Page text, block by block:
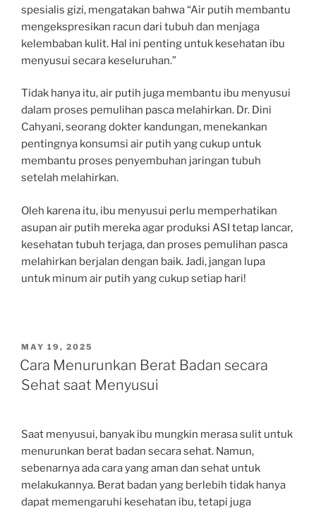
spesialis gizi, mengatakan bahwa “Air putih membantu
mengekspresikan racun dari tubuh dan menjaga
kelembaban kulit. Hal ini penting untuk kesehatan ibu
menyusui secara keseluruhan.”
Tidak hanya itu, air putih juga membantu ibu menyusui
dalam proses pemulihan pasca melahirkan. Dr. Dini
Cahyani, seorang dokter kandungan, menekankan
pentingnya konsumsi air putih yang cukup untuk
membantu proses penyembuhan jaringan tubuh
setelah melahirkan.
Oleh karena itu, ibu menyusui perlu memperhatikan
asupan air putih mereka agar produksi ASI tetap lancar,
kesehatan tubuh terjaga, dan proses pemulihan pasca
melahirkan berjalan dengan baik. Jadi, jangan lupa
untuk minum air putih yang cukup setiap hari!
POSTED
ON
MAY 19, 2025
Cara Menurunkan Berat Badan secara
Sehat saat Menyusui
Saat menyusui, banyak ibu mungkin merasa sulit untuk
menurunkan berat badan secara sehat. Namun,
sebenarnya ada cara yang aman dan sehat untuk
melakukannya. Berat badan yang berlebih tidak hanya
dapat memengaruhi kesehatan ibu, tetapi juga